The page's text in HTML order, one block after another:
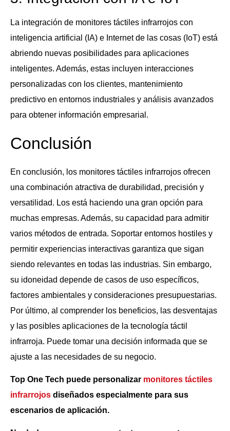
La integración de monitores táctiles infrarrojos con
inteligencia artificial (IA) e Internet de las cosas (IoT) está
abriendo nuevas posibilidades para aplicaciones
inteligentes. Además, estas incluyen interacciones
personalizadas con los clientes, mantenimiento
predictivo en entornos industriales y análisis avanzados
para obtener información empresarial.
Conclusión
En conclusión, los monitores táctiles infrarrojos ofrecen
una combinación atractiva de durabilidad, precisión y
versatilidad. Los está haciendo una gran opción para
muchas empresas. Además, su capacidad para admitir
varios métodos de entrada. Soportar entornos hostiles y
permitir experiencias interactivas garantiza que sigan
siendo relevantes en todas las industrias. Sin embargo,
su idoneidad depende de casos de uso específicos,
factores ambientales y consideraciones presupuestarias.
Por último, al comprender los beneficios, las desventajas
y las posibles aplicaciones de la tecnología táctil
infrarroja. Puede tomar una decisión informada que se
ajuste a las necesidades de su negocio.
Top One Tech puede personalizar monitores táctiles
infrarrojos diseñados especialmente para sus
escenarios de aplicación.